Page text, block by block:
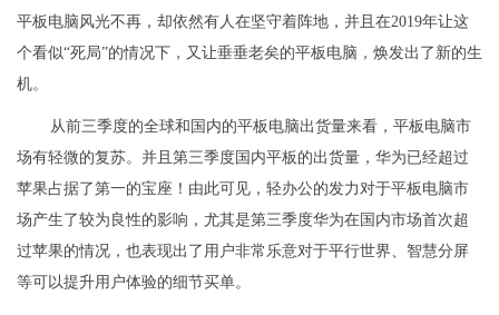
平板电脑风光不再，却依然有人在坚守着阵地，并且在2019年让这
个看似“死局”的情况下，又让垂垂老矣的平板电脑，焕发出了新的生
机。
从前三季度的全球和国内的平板电脑出货量来看，平板电脑市
场有轻微的复苏。并且第三季度国内平板的出货量，华为已经超过
苹果占据了第一的宝座！由此可见，轻办公的发力对于平板电脑市
场产生了较为良性的影响，尤其是第三季度华为在国内市场首次超
过苹果的情况，也表现出了用户非常乐意对于平行世界、智慧分屏
等可以提升用户体验的细节买单。